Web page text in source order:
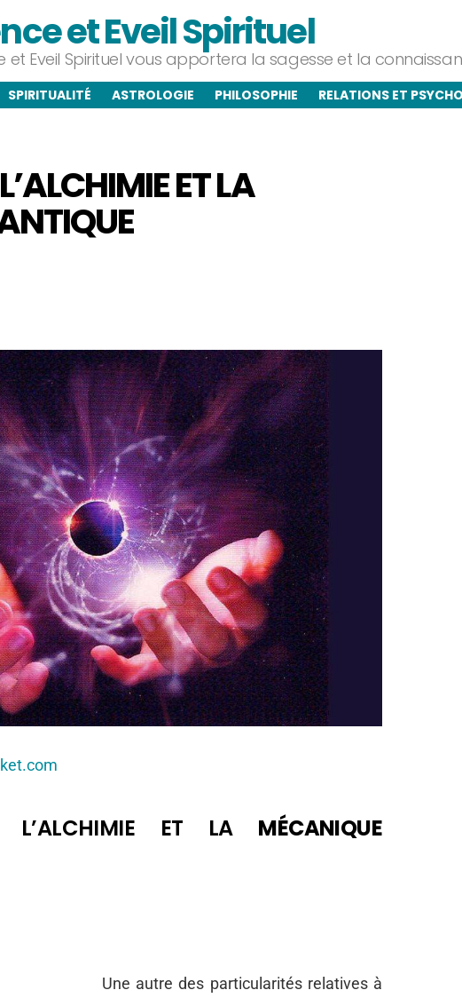
et Eveil Spirituel
et Eveil Spirituel vous apportera la sagesse et la
SPIRITUALITÉ ASTROLOGIE PHILOSOPHIE RELATIONS ET
ET LA
L’ALCHIMIE ET LA MÉCANIQUE
Une autre des particularités relatives à